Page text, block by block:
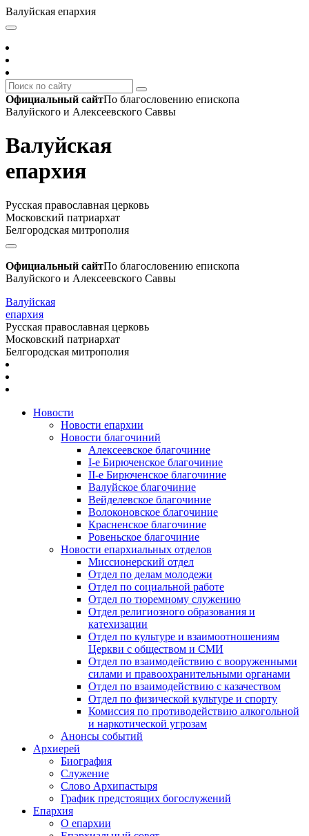
Валуйская епархия
Официальный сайтПо благословению епископа
Валуйского и Алексеевского Саввы
Валуйская
епархия
Русская православная церковь
Московский патриархат
Белгородская митрополия
Официальный сайтПо благословению епископа
Валуйского и Алексеевского Саввы
Валуйская
епархия
Русская православная церковь
Московский патриархат
Белгородская митрополия
Новости
Новости епархии
Новости благочиний
Алексеевское благочиние
I-е Бирюченское благочиние
II-е Бирюченское благочиние
Валуйское благочиние
Вейделевское благочиние
Волоконовское благочиние
Красненское благочиние
Ровеньское благочиние
Новости епархиальных отделов
Миссионерский отдел
Отдел по делам молодежи
Отдел по социальной работе
Отдел по тюремному служению
Отдел религиозного образования и
катехизации
Отдел по культуре и взаимоотношениям
Церкви с обществом и СМИ
Отдел по взаимодействию с вооруженными
силами и правоохранительными органами
Отдел по взаимодействию с казачеством
Отдел по физической культуре и спорту
Комиссия по противодействию алкогольной
и наркотической угрозам
Анонсы событий
Архиерей
Биография
Служение
Слово Архипастыря
График предстоящих богослужений
Епархия
О епархии